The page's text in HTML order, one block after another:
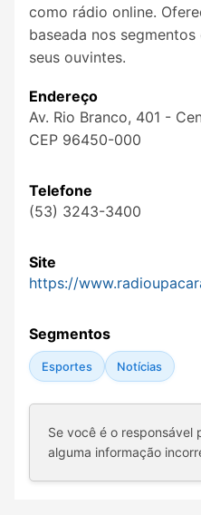
como rádio online.
baseada nos
seus ouvintes.
Endereço
Av. Rio Branco, 401 -
CEP 96450-000
Telefone
(53) 3243-3400
Site
https://
Segmentos
Esportes Notícias
Se você é o responsável
alguma informação